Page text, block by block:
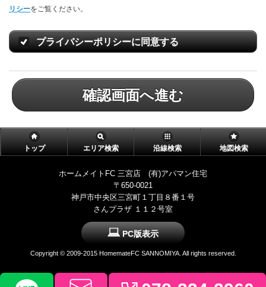
リシーをご覧ください。
プライバシーポリシーに同意する
確認画面へ進む
トップ エリア検索 沿線検索 地図検索
ホームメイトFC 三宮店 (有)アパマン住宅
〒650-0021
神戸市中央区三宮町１丁目８番１号
さんプラザ １１２号室
PC版表示
Copyright © 2009-2015 HomemateFC SANNOMIYA. All rights reserved.